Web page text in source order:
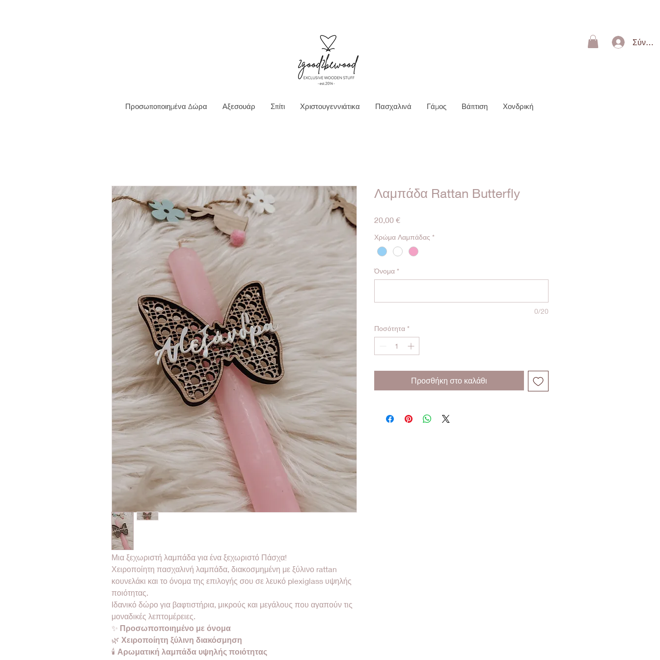
Προσωποποιημένα Δώρα Αξεσουάρ Σπίτι Χριστουγεννιάτικα Πασχαλινά Γάμος Βάπτιση Χονδρική
Μια ξεχωριστή λαμπάδα για ένα ξεχωριστό Πάσχα!
Χειροποίητη πασχαλινή λαμπάδα, διακοσμημένη με ξύλινο rattan
κουνελάκι και το όνομα της επιλογής σου σε λευκό plexiglass υψηλής
ποιότητας.
Ιδανικό δώρο για βαφτιστήρια, μικρούς και μεγάλους που αγαπούν τις
μοναδικές λεπτομέρειες.
✨ Προσωποποιημένο με όνομα
🌿 Χειροποίητη ξύλινη διακόσμηση
🕯 Αρωματική λαμπάδα υψηλής ποιότητας
Λαμπάδα Rattan Butterfly
20,00 €Τιμή
Χρώμα Λαμπάδας *
Όνομα *
0/20
Ποσότητα *
Προσθήκη στο καλάθι